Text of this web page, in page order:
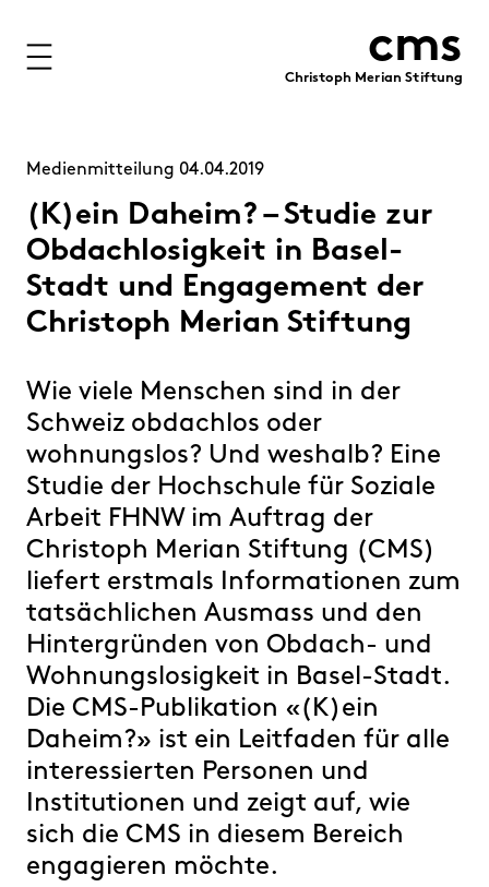
Projekte
Förderung
Immobilien
Finanzen
Medien
Publikationen
Kontakt
FAQ
cms
Christoph Merian Stiftung
Medienmitteilung 04.04.2019
(K)ein Daheim? – Studie zur
Obdachlosigkeit in Basel-
Stadt und Engagement der
Christoph Merian Stiftung
Wie viele Menschen sind in der
Schweiz obdachlos oder
wohnungslos? Und weshalb? Eine
Studie der Hochschule für Soziale
Arbeit FHNW im Auftrag der
Christoph Merian Stiftung (CMS)
liefert erstmals Informationen zum
tatsächlichen Ausmass und den
Hintergründen von Obdach- und
Wohnungslosigkeit in Basel-Stadt.
Die CMS-Publikation «(K)ein
Daheim?» ist ein Leitfaden für alle
interessierten Personen und
Institutionen und zeigt auf, wie
sich die CMS in diesem Bereich
engagieren möchte.